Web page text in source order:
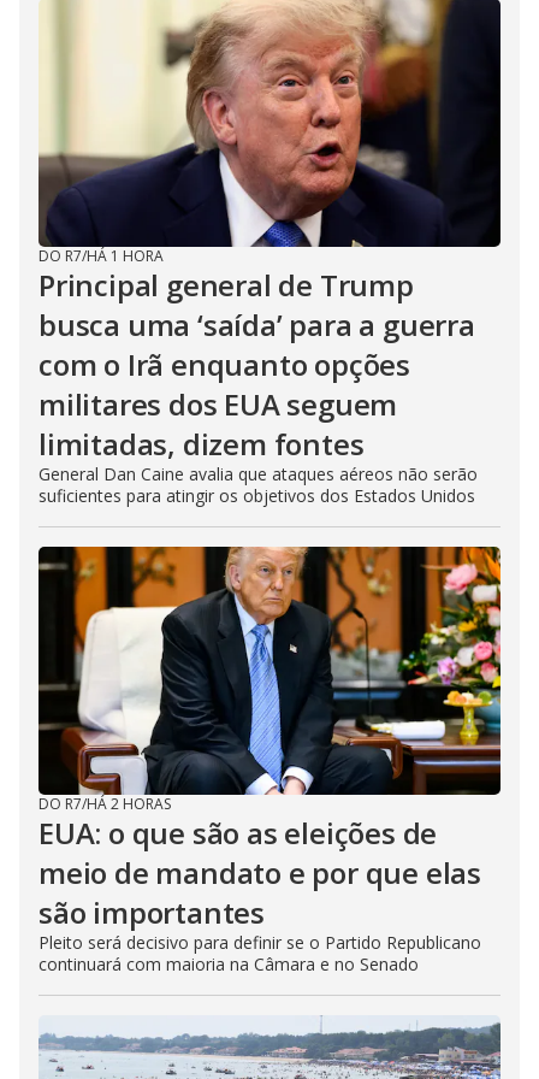
d
e
o
DO R7/HÁ 1 HORA
Principal general de Trump
busca uma ‘saída’ para a guerra
com o Irã enquanto opções
militares dos EUA seguem
limitadas, dizem fontes
General Dan Caine avalia que ataques aéreos não serão
suficientes para atingir os objetivos dos Estados Unidos
DO R7/HÁ 2 HORAS
EUA: o que são as eleições de
meio de mandato e por que elas
são importantes
Pleito será decisivo para definir se o Partido Republicano
continuará com maioria na Câmara e no Senado